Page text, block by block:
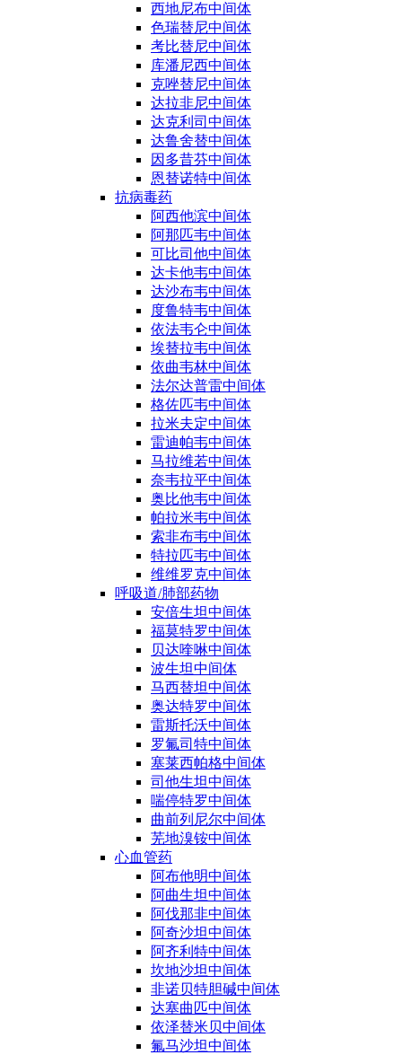
西地尼布中间体
色瑞替尼中间体
考比替尼中间体
库潘尼西中间体
克唑替尼中间体
达拉非尼中间体
达克利司中间体
达鲁舍替中间体
因多昔芬中间体
恩替诺特中间体
抗病毒药
阿西他滨中间体
阿那匹韦中间体
可比司他中间体
达卡他韦中间体
达沙布韦中间体
度鲁特韦中间体
依法韦仑中间体
埃替拉韦中间体
依曲韦林中间体
法尔达普雷中间体
格佐匹韦中间体
拉米夫定中间体
雷迪帕韦中间体
马拉维若中间体
奈韦拉平中间体
奥比他韦中间体
帕拉米韦中间体
索非布韦中间体
特拉匹韦中间体
维维罗克中间体
呼吸道/肺部药物
安倍生坦中间体
福莫特罗中间体
贝达喹啉中间体
波生坦中间体
马西替坦中间体
奥达特罗中间体
雷斯托沃中间体
罗氟司特中间体
塞莱西帕格中间体
司他生坦中间体
喘停特罗中间体
曲前列尼尔中间体
芜地溴铵中间体
心血管药
阿布他明中间体
阿曲生坦中间体
阿伐那非中间体
阿奇沙坦中间体
阿齐利特中间体
坎地沙坦中间体
非诺贝特胆碱中间体
达塞曲匹中间体
依泽替米贝中间体
氟马沙坦中间体